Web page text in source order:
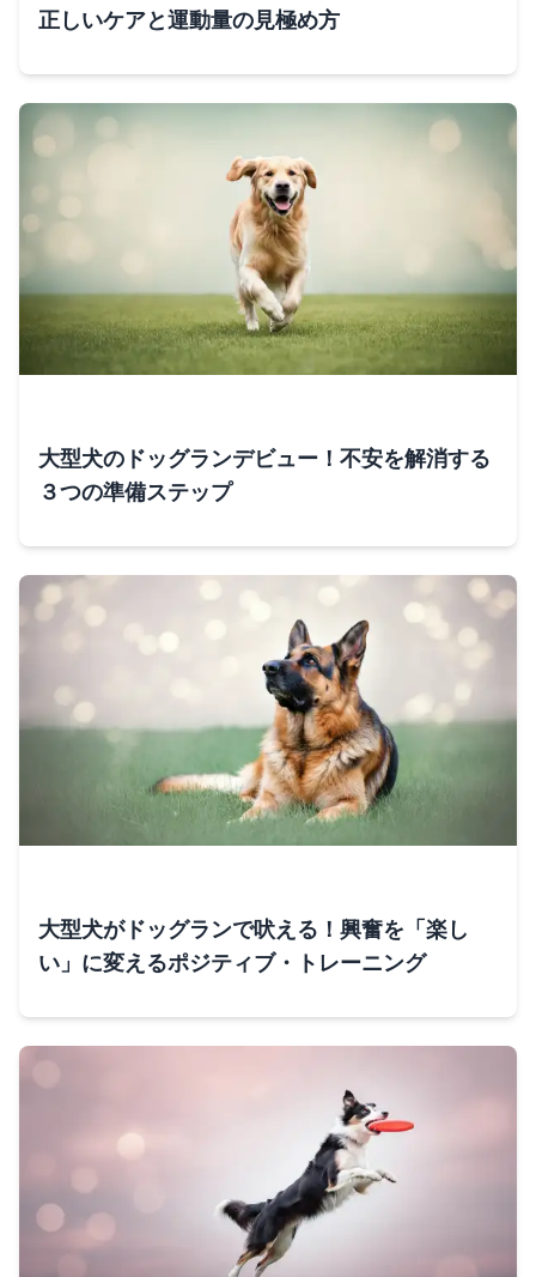
正しいケアと運動量の見極め方
大型犬のドッグランデビュー！不安を解消する
３つの準備ステップ
大型犬がドッグランで吠える！興奮を「楽し
い」に変えるポジティブ・トレーニング